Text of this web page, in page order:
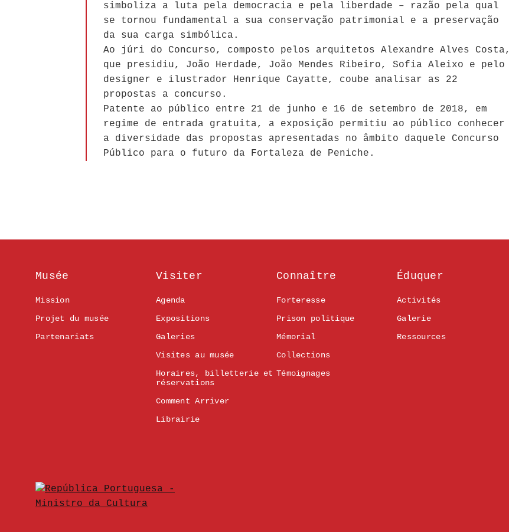
simboliza a luta pela democracia e pela liberdade – razão pela qual
se tornou fundamental a sua conservação patrimonial e a preservação
da sua carga simbólica.
Ao júri do Concurso, composto pelos arquitetos Alexandre Alves Costa,
que presidiu, João Herdade, João Mendes Ribeiro, Sofia Aleixo e pelo
designer e ilustrador Henrique Cayatte, coube analisar as 22
propostas a concurso.
Patente ao público entre 21 de junho e 16 de setembro de 2018, em
regime de entrada gratuita, a exposição permitiu ao público conhecer
a diversidade das propostas apresentadas no âmbito daquele Concurso
Público para o futuro da Fortaleza de Peniche.
Musée
Mission
Projet du musée
Partenariats
Visiter
Agenda
Expositions
Galeries
Visites au musée
Horaires, billetterie et
réservations
Comment Arriver
Librairie
Connaître
Forteresse
Prison politique
Mémorial
Collections
Témoignages
Éduquer
Activités
Galerie
Ressources